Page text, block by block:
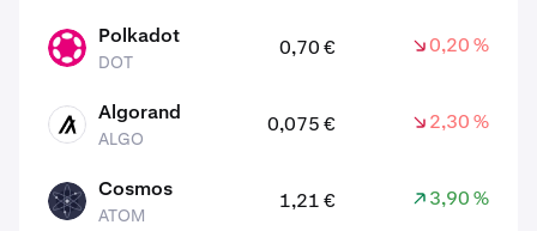
Polkadot
DOT
0,70 € 0,20 %
ALGO Algorand
ALGO
0,075 € 2,30 %
ATOM Cosmos
ATOM
1,21 € 3,90 %